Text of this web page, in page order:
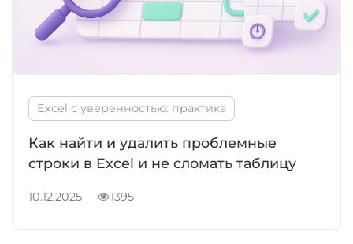
Excel с уверенностью: практика
Как найти и удалить проблемные
строки в Excel и не сломать таблицу
10.12.2025 1395